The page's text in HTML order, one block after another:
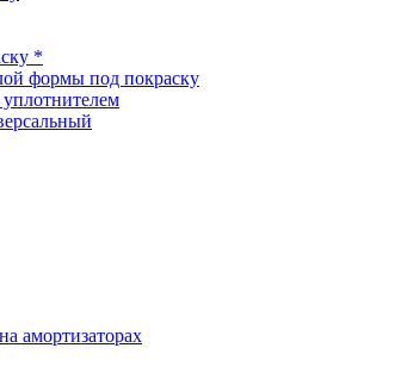
*
формы под покраску